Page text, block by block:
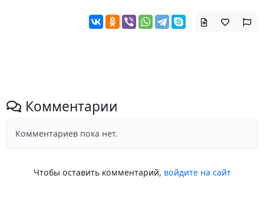
Комментарии
Комментариев пока нет.
Чтобы оставить комментарий, войдите на сайт